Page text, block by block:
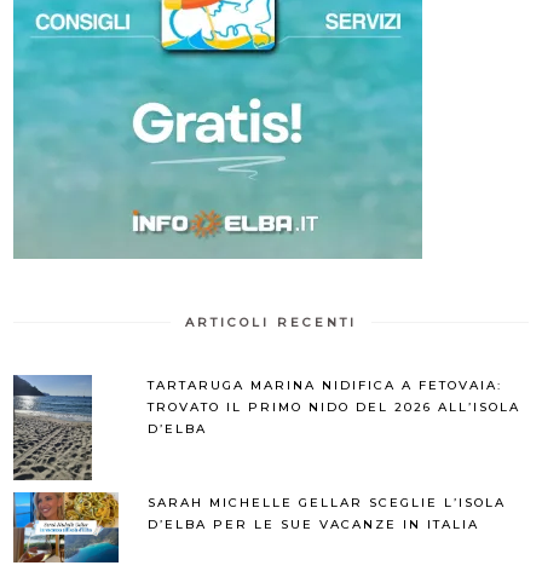
ARTICOLI RECENTI
TARTARUGA MARINA NIDIFICA A FETOVAIA:
TROVATO IL PRIMO NIDO DEL 2026 ALL’ISOLA
D’ELBA
SARAH MICHELLE GELLAR SCEGLIE L’ISOLA
D’ELBA PER LE SUE VACANZE IN ITALIA